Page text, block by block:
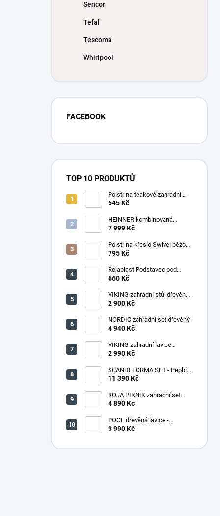
Sencor
Tefal
Tescoma
Whirlpool
FACEBOOK
TOP 10 PRODUKTŮ
Polstr na teakové zahradní
křeslo vysoké - látka motiv
545 Kč
HEINNER kombinovaná
chladnička HF-
7 999 Kč
Polstr na křeslo Swivel béžový
melír
795 Kč
Rojaplast Podstavec pod
slunečník 22kg
660 Kč
VIKING zahradní stůl dřevěný
PŘÍRODNÍ - 150 cm
2 900 Kč
NORDIC zahradní set dřevěný
4 940 Kč
VIKING zahradní lavice
dřevěná PŘÍRODNÍ - 180 cm
2 990 Kč
SCANDI FORMA SET - Pebble
grey/Soft biege
11 390 Kč
ROJA PIKNIK zahradní set
dřevěný - 160 cm - lakovaný
4 890 Kč
POOL dřevěná lavice -
PŘÍRODNÍ
3 990 Kč